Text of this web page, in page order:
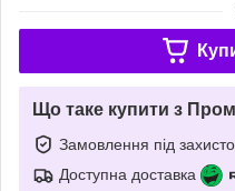
Що таке купити з
Замовлення під
Доступна доставка